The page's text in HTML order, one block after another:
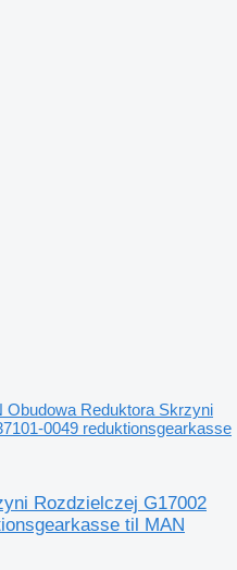
Obudowa Reduktora Skrzyni
0049 reduktionsgearkasse
Rozdzielczej G17002
til MAN